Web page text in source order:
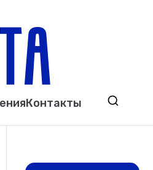
Выкса. Муром.
Контакты